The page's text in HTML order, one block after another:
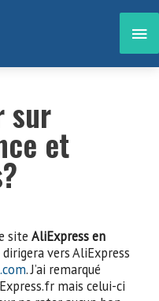
sur
et
siteAliExpress en
vers AliExpress
. J’ai remarqué
mais celui-ci